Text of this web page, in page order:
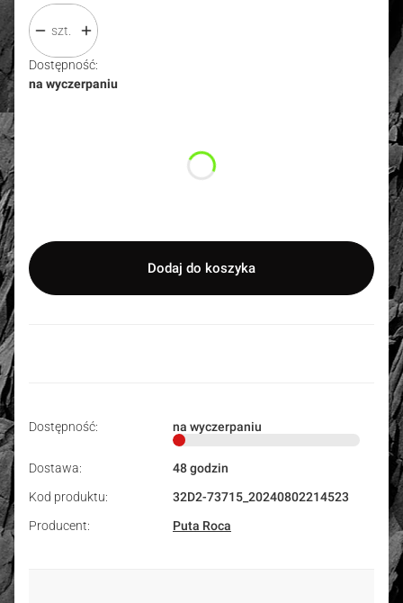
szt.
Dostępność:
na wyczerpaniu
Dodaj do koszyka
Dostępność: na wyczerpaniu
Dostawa:
48 godzin
Kod produktu:
32D2-73715_20240802214523
Producent:
Puta Roca